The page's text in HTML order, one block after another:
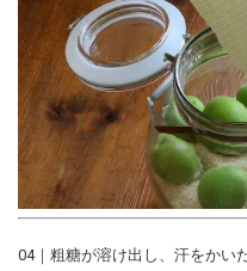
04｜粗糖が溶け出し、汗をかい